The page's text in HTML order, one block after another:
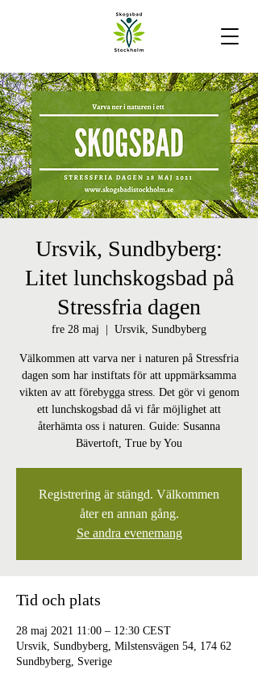
Ursvik, Sundbyberg:
Litet lunchskogsbad på
Stressfria dagen
fre 28 maj Ursvik, Sundbyberg
Välkommen att varva ner i naturen på Stressfria
dagen som har instiftats för att uppmärksamma
vikten av att förebygga stress. Det gör vi genom
ett lunchskogsbad då vi får möjlighet att
återhämta oss i naturen. Guide: Susanna
Bävertoft, True by You
Registrering är stängd. Välkommen
åter en annan gång.
Se andra evenemang
Tid och plats
28 maj 2021 11:00 – 12:30 CEST
Ursvik, Sundbyberg, Milstensvägen 54, 174 62
Sundbyberg, Sverige